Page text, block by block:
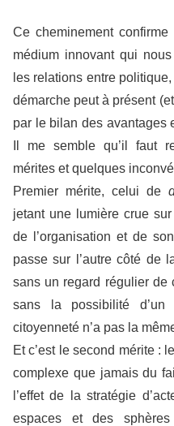
Ce cheminement
médium innovant qui
les relations entre
démarche peut à présent
par le bilan des avantages
Il me semble qu’il faut
mérites et quelques
Premier mérite, celui de
jetant une lumière crue
de l’organisation et de
passe sur l’autre côté de
sans un regard régulier de
sans la possibilité
citoyenneté n’a pas la
Et c’est le second mérite :
complexe que jamais du
l’effet de la stratégie
espaces et des